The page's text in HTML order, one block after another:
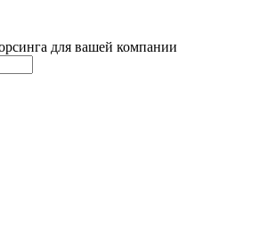
для вашей компании